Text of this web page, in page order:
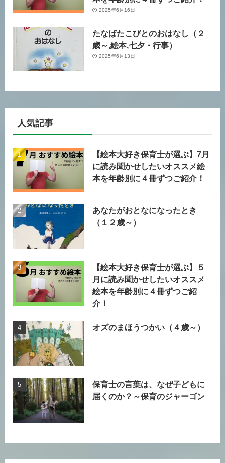
2025年6月16日
たなばたこびとのおはなし（２
歳～,絵本,七夕・行事）
2025年6月13日
人気記事
【絵本大好き保育士が選ぶ】7月
に読み聞かせしたいオススメ絵
本を年齢別に４冊ずつご紹介！
あなたがおとなになったとき
（１２歳～）
【絵本大好き保育士が選ぶ】５
月に読み聞かせしたいオススメ
絵本を年齢別に４冊ずつご紹
介！
オズのまほうつかい（４歳～）
保育士の言葉は、なぜ子どもに
届くのか？～保育のジャーゴン